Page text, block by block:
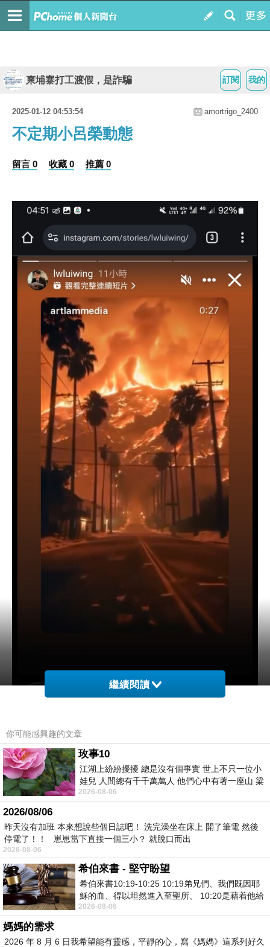
我的
訂閱
柬埔寨打工渡假，是詐騙
2025-01-12 04:53:54 amortrigo_2400
不定期小呂榮動態
留言 0 收藏 0 推薦 0
繼續閱讀
你可能感興趣的文章
玫事10
江湖上紛紛擾擾 總是沒有個事實 世上不只一位小
娃兒 人間總有千千萬萬人 他們心中有著一座山 梁
山佛山泰華衡恆嵩 一山之高
2026-08-06
2026/08/06
昨天沒有加班 本來想說些個日誌吧！ 洗完澡坐在床上 開了筆電 然後
停電了！！ 崽崽當下直接一個三小？ 就脫口而出
2026-08-06
希伯來書 - 堅守盼望
希伯來書10:19-10:25 10:19弟兄們、我們既因耶
穌的血、得以坦然進入至聖所、 10:20是藉着他給
我們開了一條又新又活的路從幔子經過
2026-08-06
媽媽的需求
2026 年 8 月 6 日我希望能有靈感，平靜的心，寫《媽媽》這系列好久